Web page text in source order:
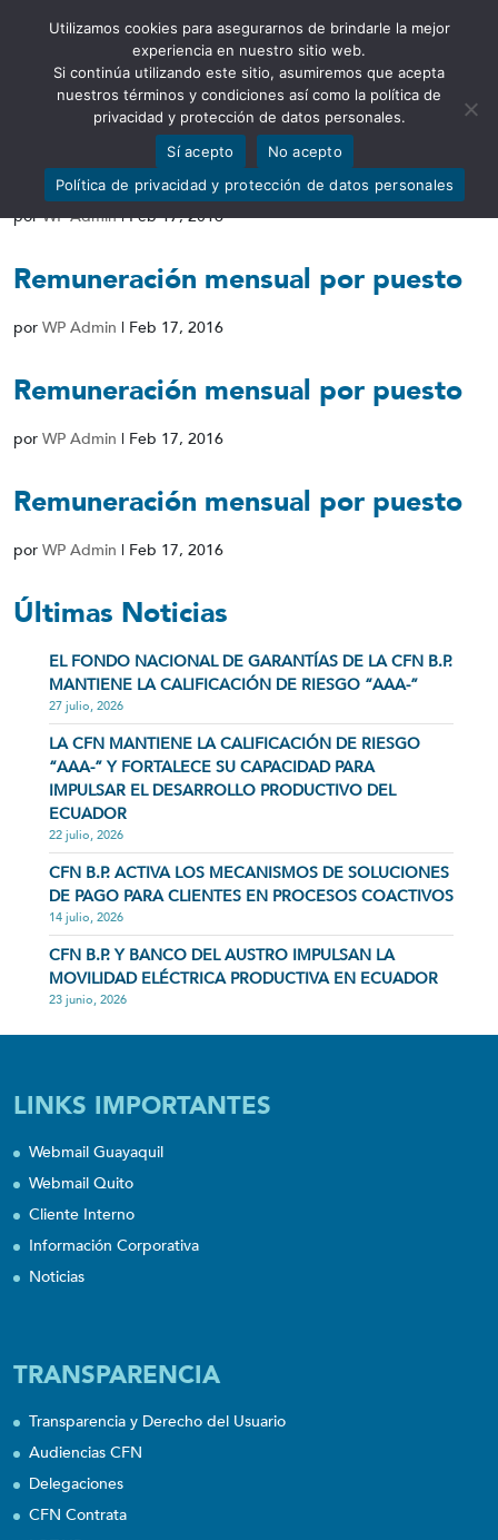
Abrir barra de herramientas
Remuneración mensual por puesto
porWP Admin|Feb 17, 2016
Remuneración mensual por puesto
por WP Admin | Feb 17, 2016
Remuneración mensual por puesto
por WP Admin | Feb 17, 2016
Remuneración mensual por puesto
por WP Admin | Feb 17, 2016
Últimas Noticias
EL FONDO NACIONAL DE GARANTÍAS DE LA CFN B.P.
MANTIENE LA CALIFICACIÓN DE RIESGO “AAA-”
27 julio, 2026
LA CFN MANTIENE LA CALIFICACIÓN DE RIESGO
“AAA-” Y FORTALECE SU CAPACIDAD PARA
IMPULSAR EL DESARROLLO PRODUCTIVO DEL
ECUADOR
22 julio, 2026
CFN B.P. ACTIVA LOS MECANISMOS DE SOLUCIONES
DE PAGO PARA CLIENTES EN PROCESOS COACTIVOS
14 julio, 2026
CFN B.P. Y BANCO DEL AUSTRO IMPULSAN LA
MOVILIDAD ELÉCTRICA PRODUCTIVA EN ECUADOR
23 junio, 2026
LINKS IMPORTANTES
Webmail Guayaquil
Webmail Quito
Cliente Interno
Información Corporativa
Noticias
TRANSPARENCIA
Transparencia y Derecho del Usuario
Audiencias CFN
Delegaciones
CFN Contrata
Utilizamos cookies para asegurarnos de brindarle la mejor
experiencia en nuestro sitio web.
Si continúa utilizando este sitio, asumiremos que acepta
nuestros términos y condiciones así como la política de
privacidad y protección de datos personales.
Sí acepto
No acepto
Política de privacidad y protección de datos personales